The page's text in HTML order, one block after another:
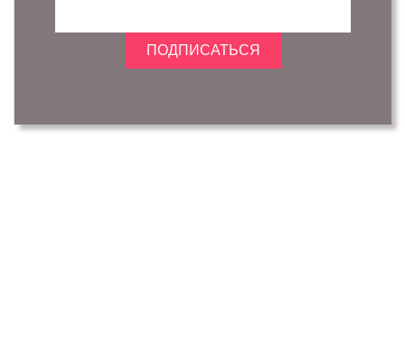
ПОДПИСАТЬСЯ